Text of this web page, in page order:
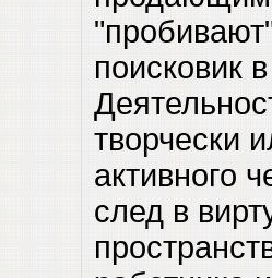
поисковик
творчески
активного
след в